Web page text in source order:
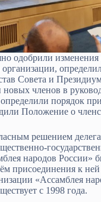
одобрили изменения
Совета и
новых членов в
порядок
Положение о
решением
народов России»
присоединения к ней
«Ассамблея
с 1998 года.